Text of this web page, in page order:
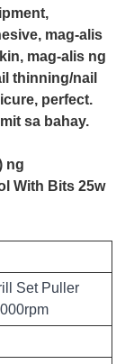
mag-alis
mag-alis ng
thinning/nail
perfect.
sa bahay.
ng
With Bits 25w
Set Puller